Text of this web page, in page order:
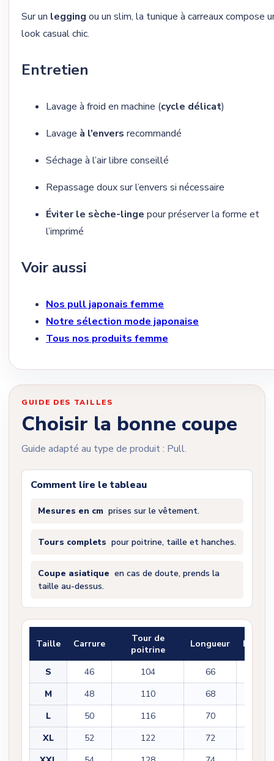
Sur un legging ou un slim, la tunique à carreaux compose
look casual chic.
Entretien
Lavage à froid en machine (cycle délicat)
Lavage à l’envers recommandé
Séchage à l’air libre conseillé
Repassage doux sur l’envers si nécessaire
Éviter le sèche-linge pour préserver la forme et
l’imprimé
Voir aussi
Nos pull japonais femme
Notre sélection mode japonaise
Tous nos produits femme
GUIDE DES TAILLES
Choisir la bonne coupe
Guide adapté au type de produit : Pull.
Comment lire le tableau
Mesures en cm prises sur le vêtement.
Tours complets pour poitrine, taille et hanches.
Coupe asiatique en cas de doute, prends la
taille au-dessus.
Taille Carrure
Tour de
poitrine
Longueur
S 46 104 66
M
48 110 68
L
50 116 70
XL
52 122 72